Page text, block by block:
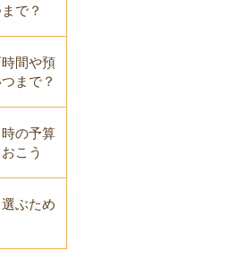
で？
間や預
まで？
の予算
こう
ぶため